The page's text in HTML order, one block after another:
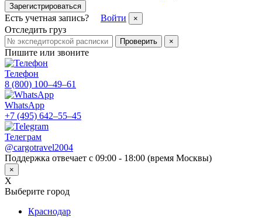
Зарегистрироваться
Есть учетная запись? Войти ×
Отследить груз
Проверить ×
Пишите или звоните
Телефон
8 (800) 100–49–61
WhatsApp
+7 (495) 642–55–45
Телеграм
@cargotravel2004
Поддержка отвечает с 09:00 - 18:00 (время Москвы)
×
X
Выберите город
Краснодар